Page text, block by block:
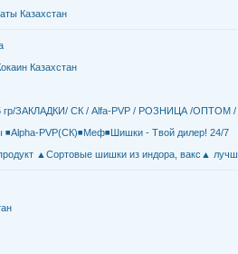
Казахстан
Казахстан
гр/ЗАКЛАДКИ/ СК / Alfa-PVP / РОЗНИЦА /
◾Alpha-PVP(СК)◾Меф◾Шишки - Твой дилер! 24/7
▲Сортовые шишки из индора, вакс▲